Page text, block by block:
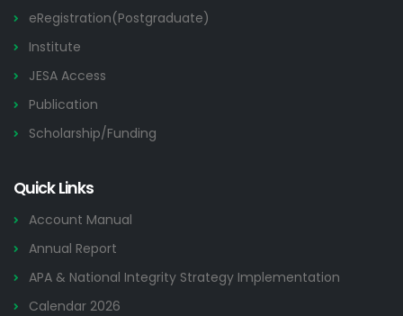
eRegistration(Postgraduate)
Institute
JESA Access
Publication
Scholarship/Funding
Quick Links
Account Manual
Annual Report
APA & National Integrity Strategy Implementation
Calendar 2026